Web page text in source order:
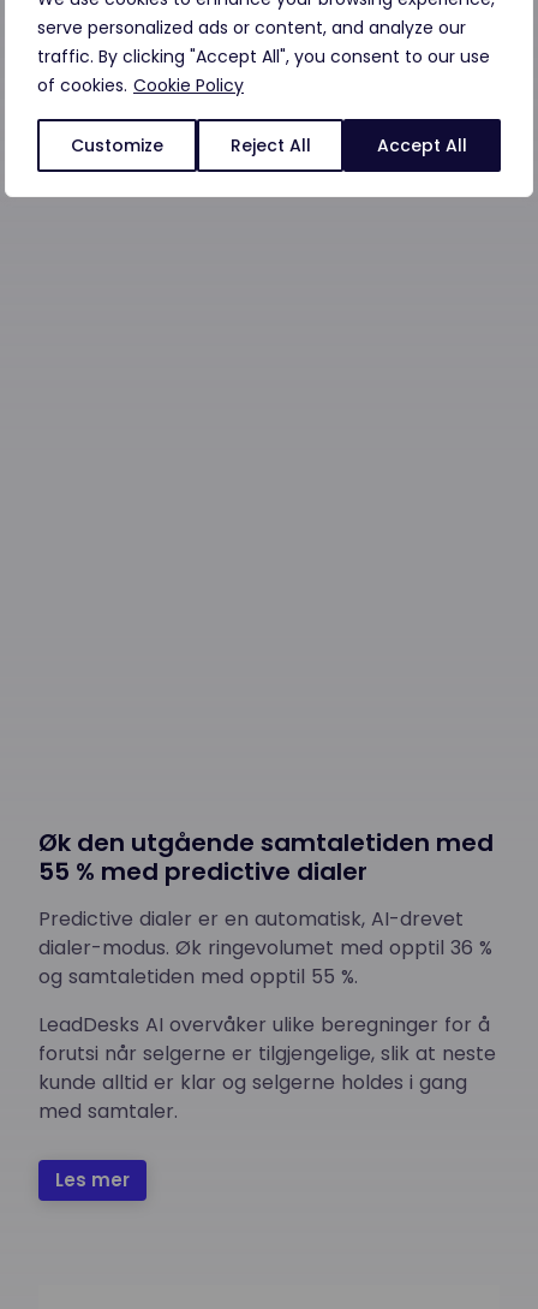
serve personalized ads or content, and analyze our
traffic. By clicking "Accept All", you consent to our use
of cookies. Cookie Policy
Customize Reject All Accept All
Øk den utgående samtaletiden med
55 % med predictive dialer
Predictive dialer er en automatisk, AI-drevet
dialer-modus. Øk ringevolumet med opptil 36 %
og samtaletiden med opptil 55 %.
LeadDesks AI overvåker ulike beregninger for å
forutsi når selgerne er tilgjengelige, slik at neste
kunde alltid er klar og selgerne holdes i gang
med samtaler.
Les mer